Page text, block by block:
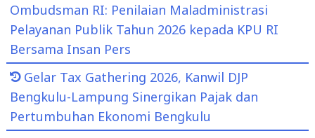
Ombudsman RI: Penilaian Maladministrasi
Pelayanan Publik Tahun 2026 kepada KPU RI
Bersama Insan Pers
Gelar Tax Gathering 2026, Kanwil DJP
Bengkulu-Lampung Sinergikan Pajak dan
Pertumbuhan Ekonomi Bengkulu